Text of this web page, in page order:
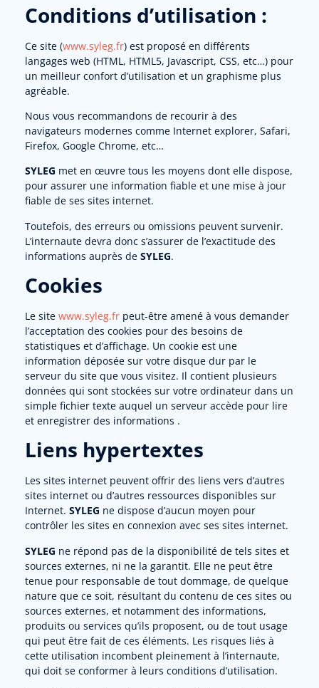
Conditions d’utilisation :
Ce site (www.syleg.fr) est proposé en différents
langages web (HTML, HTML5, Javascript, CSS, etc…) pour
un meilleur confort d’utilisation et un graphisme plus
agréable.
Nous vous recommandons de recourir à des
navigateurs modernes comme Internet explorer, Safari,
Firefox, Google Chrome, etc…
SYLEG met en œuvre tous les moyens dont elle dispose,
pour assurer une information fiable et une mise à jour
fiable de ses sites internet.
Toutefois, des erreurs ou omissions peuvent survenir.
L’internaute devra donc s’assurer de l’exactitude des
informations auprès de SYLEG.
Cookies
Le site www.syleg.fr peut-être amené à vous demander
l’acceptation des cookies pour des besoins de
statistiques et d’affichage. Un cookie est une
information déposée sur votre disque dur par le
serveur du site que vous visitez. Il contient plusieurs
données qui sont stockées sur votre ordinateur dans un
simple fichier texte auquel un serveur accède pour lire
et enregistrer des informations .
Liens hypertextes
Les sites internet peuvent offrir des liens vers d’autres
sites internet ou d’autres ressources disponibles sur
Internet. SYLEG ne dispose d’aucun moyen pour
contrôler les sites en connexion avec ses sites internet.
SYLEG ne répond pas de la disponibilité de tels sites et
sources externes, ni ne la garantit. Elle ne peut être
tenue pour responsable de tout dommage, de quelque
nature que ce soit, résultant du contenu de ces sites ou
sources externes, et notamment des informations,
produits ou services qu’ils proposent, ou de tout usage
qui peut être fait de ces éléments. Les risques liés à
cette utilisation incombent pleinement à l’internaute,
qui doit se conformer à leurs conditions d’utilisation.